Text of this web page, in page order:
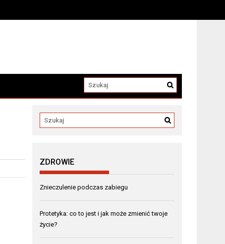
ZDROWIE
Znieczulenie podczas zabiegu
Protetyka: co to jest i jak może zmienić twoje
życie?